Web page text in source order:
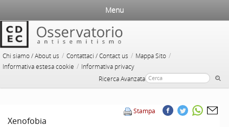
Chi siamo / About us / Contattaci / Contact us / Mappa Sito /
Informativa estesa cookie / Informativa privacy
Ricerca Avanzata
Menu
Stampa
Xenofobia